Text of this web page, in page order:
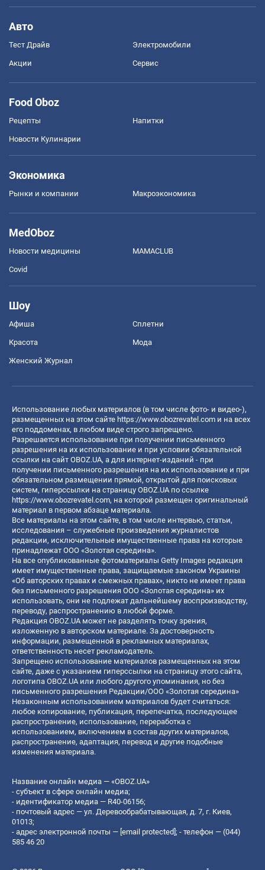
Авто
Тест Драйв Электромобили
Акции Сервис
Food Oboz
Рецепты Напитки
Новости Кулинарии
Экономика
Рынки и компании Mакроэкономика
MedOboz
Новости медицины MAMACLUB
Covid
Шоу
Афиша Сплетни
Красота Мода
Женский Журнал
Использование любых материалов (в том числе фото- и видео-),
размещенных на этом сайте https://www.obozrevatel.com и на всех
его поддоменах, в любом виде строго запрещено.
Разрешается использование при получении письменного
разрешения на их использование и при условии обязательной
ссылки на сайт OBOZ.UA, а для интернет-изданий - при
получении письменного разрешения на их использование и при
обязательном размещении прямой, открытой для поисковых
систем, гиперссылки на страницу OBOZ.UA по ссылке
https://www.obozrevatel.com, на которой размещен оригинальный
материал в первом абзаце материала.
Все материалы на этом сайте, в том числе интервью, статьи,
исследования – служебные произведения журналистов
редакции, исключительные имущественные права на которые
принадлежат ООО «Золотая середина».
На все опубликованные фотоматериалы Getty Images редакция
имеет имущественные права, защищаемые законом Украины
«Об авторских правах и смежных правах», никто не имеет права
без письменного разрешения ООО «Золотая середина» их
использовать, они не подлежат дальнейшему воспроизводству,
переводу, распространению в любой форме.
Редакция OBOZ.UA может не разделять точку зрения,
изложенную в авторском материале. За достоверность
информации, размещенной в рекламных материалах,
ответственность несет рекламодатель.
Запрещено использование материалов размещенных на этом
сайте, даже с указанием гиперссылки на страницу этого сайта,
логотипа OBOZ.UA или любого другого упоминания, но без
письменного разрешения Редакции/ООО «Золотая середина»
Незаконным использованием материалов будет считаться:
любое копирование, публикация, перепечатка, последующее
распространение, использование, переработка с
использованием, включением в состав других материалов,
распространение, адаптация, перевод и другие подобные
изменения материала.
Название онлайн медиа — «OBOZ.UA»
- субъект в сфере онлайн медиа;
- идентификатор медиа — R40-06156;
- почтовый адрес — ул. Деревообрабатывающая, д. 7, г. Киев,
01013;
- адрес электронной почты — [email protected]; - телефон — (044)
585 46 20